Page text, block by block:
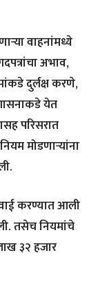
वाहनांमध्ये
अभाव,
दुर्लक्ष करणे,
येत
परिसरात
मोडणाऱ्यांना
करण्यात आली
तसेच नियमांचे
३२ हजार